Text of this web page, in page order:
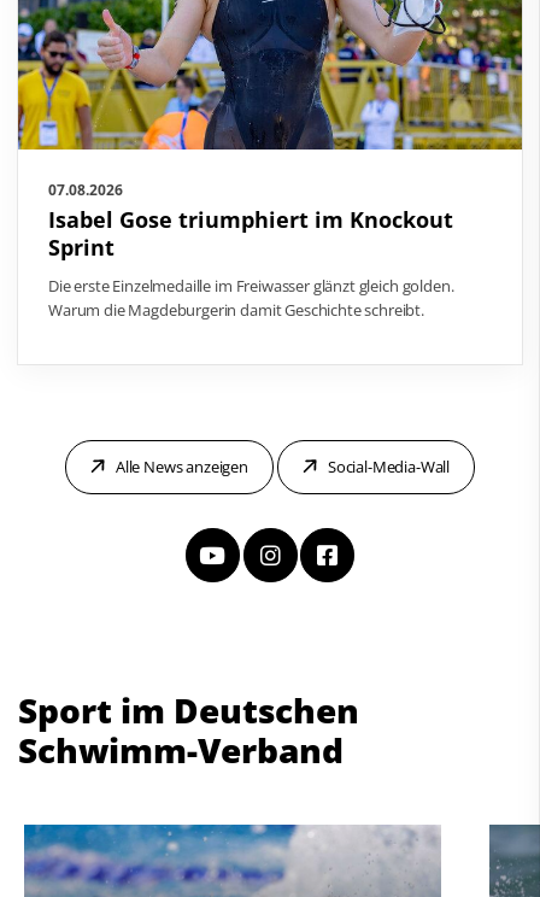
07.08.2026
Isabel Gose triumphiert im Knockout
Sprint
Die erste Einzelmedaille im Freiwasser glänzt gleich golden.
Warum die Magdeburgerin damit Geschichte schreibt.
Alle News anzeigen Social-Media-Wall
Sport im Deutschen
Schwimm-Verband